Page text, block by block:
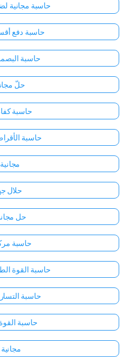
حاسبة مجانية
حاسبة دفع
حاسبة
حلّ
حاسبة
حاسبة
حاسبة CDF مجانية
حلال
حل
حاسبة
حاسبة القوة
حاسبة
حاسبة
حاسبة CFM مجانية